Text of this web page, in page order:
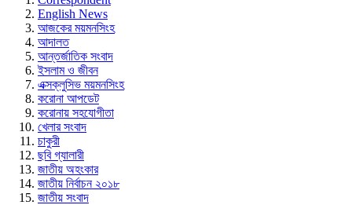
English News
আজকের ময়মনসিংহ
আদালত
আন্তর্জাতিক সংবাদ
ইসলাম ও জীবন
এক্সক্লুসিভ ময়মনসিংহ
করোনা আপডেট
করোনায় সহযোগীতা
খেলার সংবাদ
চাকুরী
ছবি গ্যালারী
জাতীয় অহংকার
জাতীয় নির্বাচন ২০১৮
জাতীয় সংবাদ